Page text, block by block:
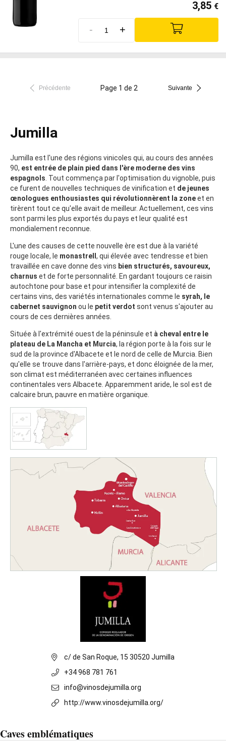
3,85 €
- +
Précédente Page 1 de 2 Suivante
Jumilla
Jumilla est l'une des régions vinicoles qui, au cours des années
90, est entrée de plain pied dans l'ère moderne des vins
espagnols. Tout commença par l'optimisation du vignoble, puis
ce furent de nouvelles techniques de vinification et de jeunes
œnologues enthousiastes qui révolutionnèrent la zoneet en
tirèrent tout ce qu'elle avait de meilleur. Actuellement, ces vins
sont parmi les plus exportés du pays et leur qualité est
mondialement reconnue.
L'une des causes de cette nouvelle ère est due à la variété
rouge locale, le monastrell , qui élevée avec tendresse et bien
travaillée en cave donne des vins bien structurés, savoureux,
charnus et de forte personnalité. En gardant toujours ce raisin
autochtone pour base et pour intensifier la complexité de
certains vins, des variétés internationales comme le syrah, le
cabernet sauvignon ou le petit verdot sont venus s'ajouter au
cours de ces dernières années.
Située à l'extrémité ouest de la péninsule et à cheval entre le
plateau de La Mancha et Murcia, la région porte à la fois sur le
sud de la province d'Albacete et le nord de celle de Murcia. Bien
qu'elle se trouve dans l'arrière-pays, et donc éloignée de la mer,
son climat est méditerranéen avec certaines influences
continentales vers Albacete. Apparemment aride, le sol est de
calcaire brun, pauvre en matière organique.
c/ de San Roque, 15 30520 Jumilla
+34 968 781 761
info@vinosdejumilla.org
http://www.vinosdejumilla.org/
Caves emblématiques